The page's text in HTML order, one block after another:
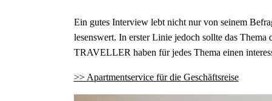
Ein gutes Interview lebt nicht nur von seinem
lesenswert. In erster Linie jedoch sollte das
TRAVELLER haben für jedes Thema einen
>> Apartmentservice für die Geschäftsreise